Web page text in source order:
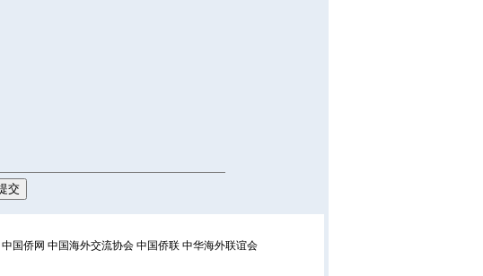
中国侨网 中国海外交流协会 中国侨联 中华海外联谊会